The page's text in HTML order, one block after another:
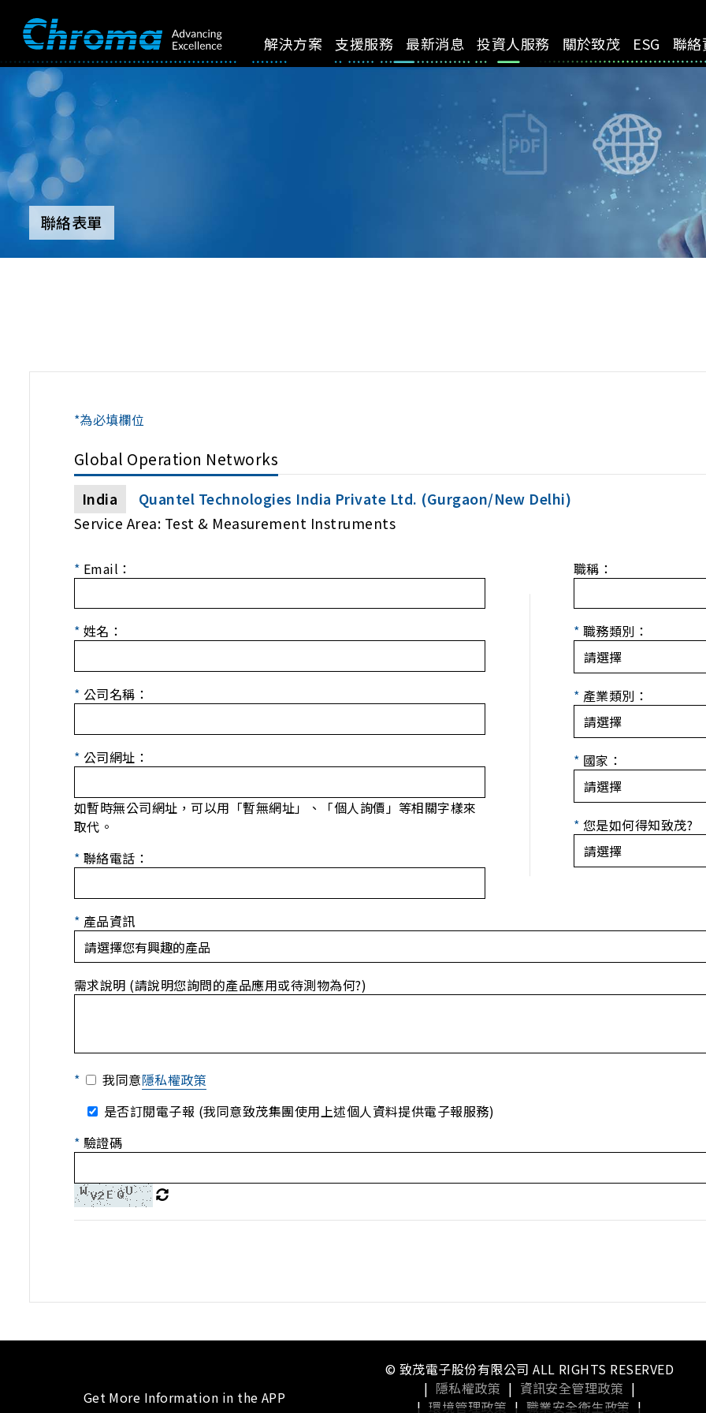
解決方案 支援服務 最新消息 投資人服務 關於致茂 ESG 聯
聯絡表單
*為必填欄位
Global Operation Networks
India
Quantel Technologies India Private Ltd. (Gurgaon/New Delhi)
Service Area: Test & Measurement Instruments
* Email：
* 姓名：
* 公司名稱：
* 公司網址：
如暫時無公司網址，可以用「暫無網址」、「個人詢價」等相關字樣來
取代。
* 聯絡電話：
職稱：
* 職務類別：
* 產業類別：
* 國家：
* 您是如何得知致茂?
* 產品資訊
需求說明 (請說明您詢問的產品應用或待測物為何?)
* 我同意隱私權政策
是否訂閱電子報 (我同意致茂集團使用上述個人資料提供電子報服務)
* 驗證碼
Get More Information in the APP
© 致茂電子股份有限公司 ALL RIGHTS RESERVED
| 隱私權政策 | 資訊安全管理政策 |
| 環境管理政策 | 職業安全衛生政策 |